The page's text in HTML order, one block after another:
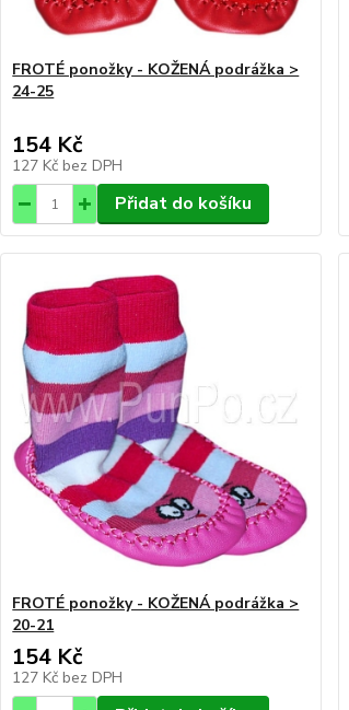
FROTÉ ponožky - KOŽENÁ podrážka >
24-25
154 Kč
127 Kč bez DPH
Přidat do košíku
FROTÉ ponožky - KOŽENÁ podrážka >
20-21
154 Kč
127 Kč bez DPH